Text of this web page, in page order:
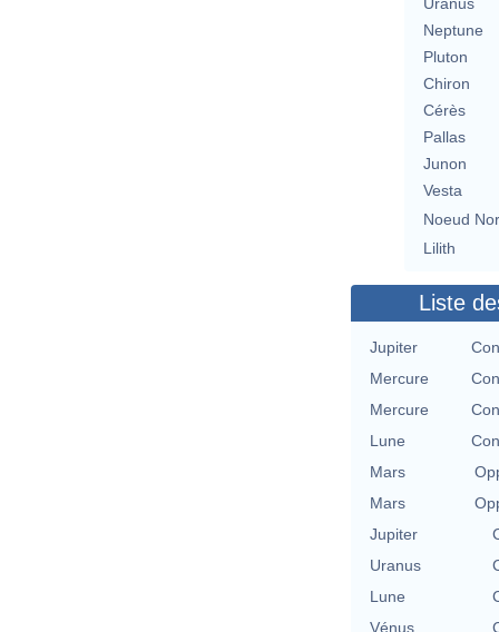
Uranus
Neptune
Pluton
Chiron
Cérès
Pallas
Junon
Vesta
Noeud
Lilith
Liste
Jupiter
Mercure
Mercure
Lune
Mars
Mars
Jupiter
Uranus
Lune
Vénus